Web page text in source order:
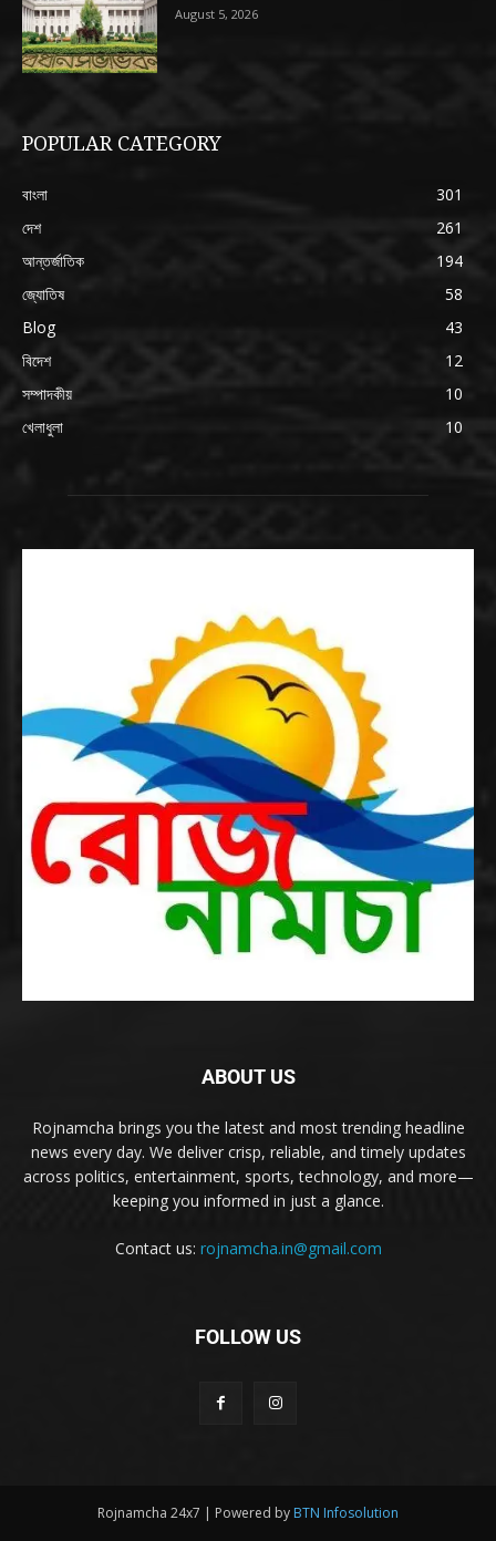
August 5, 2026
POPULAR CATEGORY
বাংলা
301
দেশ
261
আন্তর্জাতিক
194
জ্যোতিষ
58
Blog
43
বিদেশ
12
সম্পাদকীয়
10
খেলাধুলা
10
ABOUT US
Rojnamcha brings you the latest and most trending headline
news every day. We deliver crisp, reliable, and timely updates
across politics, entertainment, sports, technology, and more—
keeping you informed in just a glance.
Contact us: rojnamcha.in@gmail.com
FOLLOW US
Rojnamcha 24x7 | Powered by BTN Infosolution